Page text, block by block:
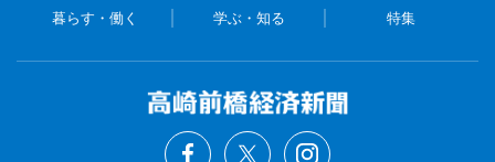
暮らす・働く 学ぶ・知る 特集